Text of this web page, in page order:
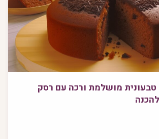
טבעונית מושלמת ורכה עם רסק